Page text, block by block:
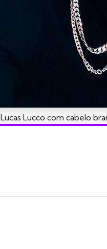
Lucas Lucco com cabelo